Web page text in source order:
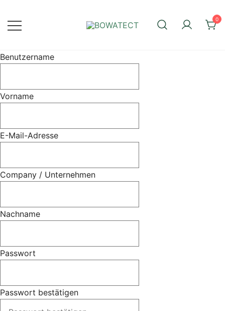
content
0
Benutzername
Vorname
E-Mail-Adresse
Company / Unternehmen
Nachname
Passwort
Passwort bestätigen